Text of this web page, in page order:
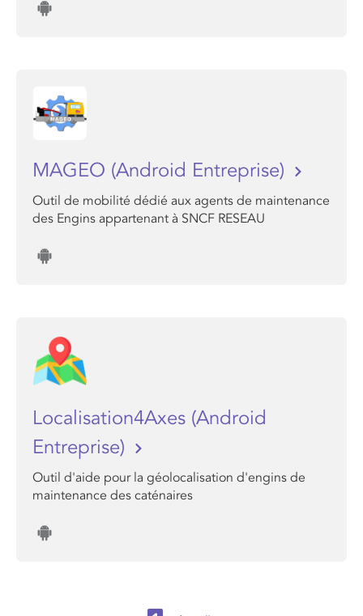
MAGEO (Android Entreprise)
Outil de mobilité dédié aux agents de maintenance
des Engins appartenant à SNCF RESEAU
Localisation4Axes (Android
Entreprise)
Outil d'aide pour la géolocalisation d'engins de
maintenance des caténaires